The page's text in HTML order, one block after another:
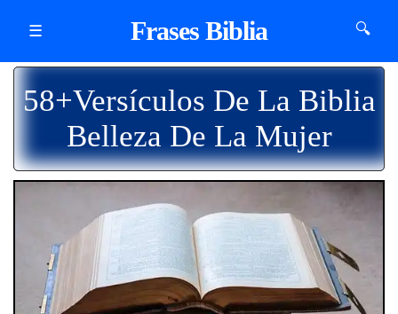
☰ Frases Biblia 🔍
58+Versículos De La Biblia
Belleza De La Mujer